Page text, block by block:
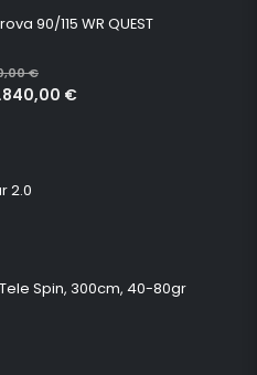
90/115 WR QUEST
€
€
2.0
Spin, 300cm, 40-80gr